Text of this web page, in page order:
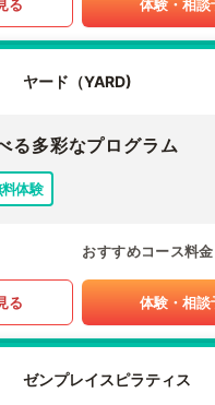
る 体験・相談
ヤード（YARD)
る多彩なプログラム
体験
おすすめコース料金
る 体験・相談
ゼンプレイスピラティス